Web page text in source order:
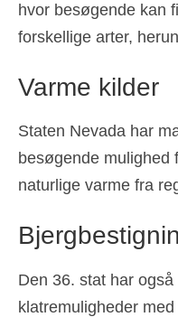
hvor besøgende kan
forskellige arter,
Varme kilder
Staten Nevada har
besøgende mulighed
naturlige varme fra
Den 36. stat har
klatremuligheder